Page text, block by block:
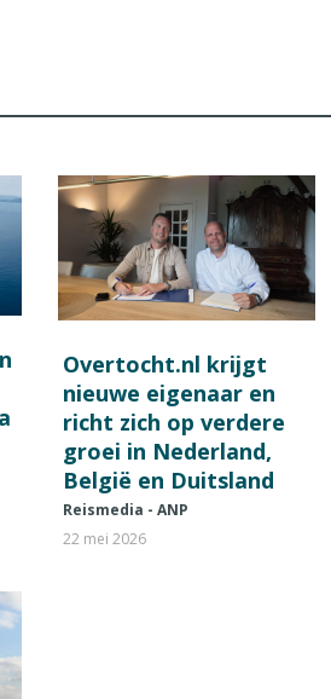
Overtocht.nl krijgt
nieuwe eigenaar en
richt zich op verdere
groei in Nederland,
België en Duitsland
Reismedia - ANP
22 mei 2026